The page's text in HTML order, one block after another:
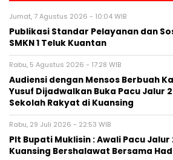
Jumat, 7 Agustus 2026 - 10:04 WIB
Publikasi Standar Pelayanan dan
SMKN 1 Teluk Kuantan
Rabu, 5 Agustus 2026 - 17:28 WIB
Audiensi dengan Mensos Berbuah
Yusuf Dijadwalkan Buka Pacu Jalur
Sekolah Rakyat di Kuansing
Rabu, 29 Juli 2026 - 22:53 WIB
Plt Bupati Muklisin : Awali Pacu
Kuansing Bershalawat Bersama